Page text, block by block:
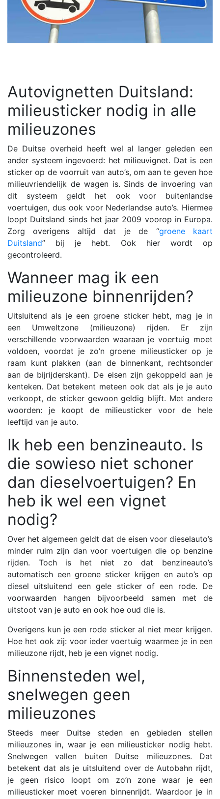
Autovignetten Duitsland:
milieusticker nodig in alle
milieuzones
De Duitse overheid heeft wel al langer geleden een
ander systeem ingevoerd: het milieuvignet. Dat is een
sticker op de voorruit van auto’s, om aan te geven hoe
milieuvriendelijk de wagen is. Sinds de invoering van
dit systeem geldt het ook voor buitenlandse
voertuigen, dus ook voor Nederlandse auto’s. Hiermee
loopt Duitsland sinds het jaar 2009 voorop in Europa.
Zorg overigens altijd dat je de “groene kaart
Duitsland” bij je hebt. Ook hier wordt op
gecontroleerd.
Wanneer mag ik een
milieuzone binnenrijden?
Uitsluitend als je een groene sticker hebt, mag je in
een Umweltzone (milieuzone) rijden. Er zijn
verschillende voorwaarden waaraan je voertuig moet
voldoen, voordat je zo’n groene milieusticker op je
raam kunt plakken (aan de binnenkant, rechtsonder
aan de bijrijderskant). De eisen zijn gekoppeld aan je
kenteken. Dat betekent meteen ook dat als je je auto
verkoopt, de sticker gewoon geldig blijft. Met andere
woorden: je koopt de milieusticker voor de hele
leeftijd van je auto.
Ik heb een benzineauto. Is
die sowieso niet schoner
dan dieselvoertuigen? En
heb ik wel een vignet
nodig?
Over het algemeen geldt dat de eisen voor dieselauto’s
minder ruim zijn dan voor voertuigen die op benzine
rijden. Toch is het niet zo dat benzineauto’s
automatisch een groene sticker krijgen en auto’s op
diesel uitsluitend een gele sticker of een rode. De
voorwaarden hangen bijvoorbeeld samen met de
uitstoot van je auto en ook hoe oud die is.
Overigens kun je een rode sticker al niet meer krijgen.
Hoe het ook zij: voor ieder voertuig waarmee je in een
milieuzone rijdt, heb je een vignet nodig.
Binnensteden wel,
snelwegen geen
milieuzones
Steeds meer Duitse steden en gebieden stellen
milieuzones in, waar je een milieusticker nodig hebt.
Snelwegen vallen buiten Duitse milieuzones. Dat
betekent dat als je uitsluitend over de Autobahn rijdt,
je geen risico loopt om zo’n zone waar je een
milieusticker moet voeren binnenrijdt. Waardoor je in